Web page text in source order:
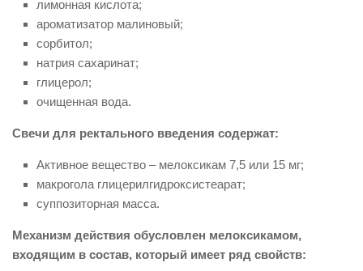
лимонная кислота;
ароматизатор малиновый;
сорбитол;
натрия сахаринат;
глицерол;
очищенная вода.
Свечи для ректального введения содержат:
Активное вещество – мелоксикам 7,5 или 15 мг;
макрогола глицерилгидроксистеарат;
суппозиторная масса.
Механизм действия обусловлен мелоксикамом,
входящим в состав, который имеет ряд свойств: